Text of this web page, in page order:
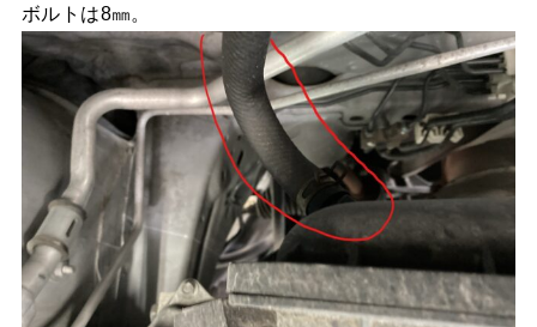
ボルトは8㎜。